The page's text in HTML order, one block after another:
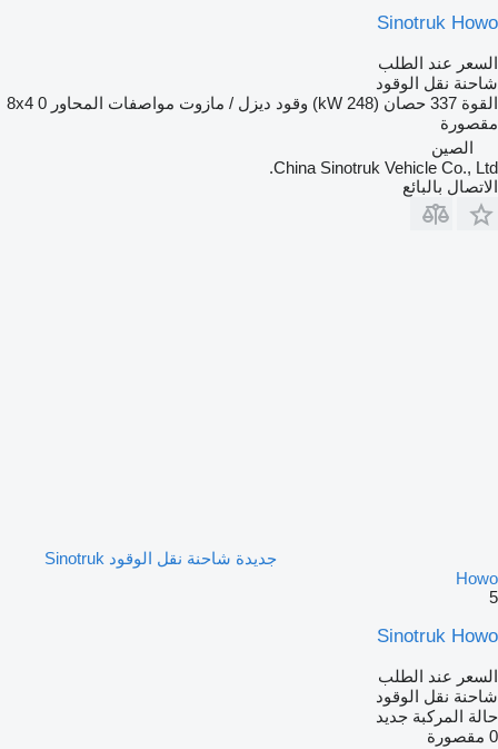
Sinotruk Howo
السعر عند الطلب
شاحنة نقل الوقود
القوة 337 حصان (248 kW) وقود ديزل / مازوت مواصفات المحاور 8x4 0
مقصورة
الصين
China Sinotruk Vehicle Co., Ltd.
الاتصال بالبائع
جديدة شاحنة نقل الوقود Sinotruk
Howo
5
Sinotruk Howo
السعر عند الطلب
شاحنة نقل الوقود
حالة المركبة جديد
0 مقصورة